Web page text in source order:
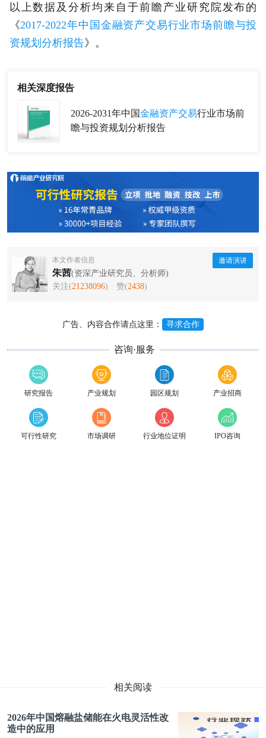
以上数据及分析均来自于前瞻产业研究院发布的
《2017-2022年中国金融资产交易行业市场前瞻与投
资规划分析报告》。
相关深度报告
2026-2031年中国金融资产交易行业市场前
瞻与投资规划分析报告
本文作者信息
朱茜(资深产业研究员、分析师)
关注(21238096) 赞(2438)
邀请演讲
广告、内容合作请点这里： 寻求合作
咨询·服务
研究报告 产业规划 园区规划 产业招商
可行性研究 市场调研 行业地位证明 IPO咨询
相关阅读
2026年中国熔融盐储能在火电灵活性改
造中的应用